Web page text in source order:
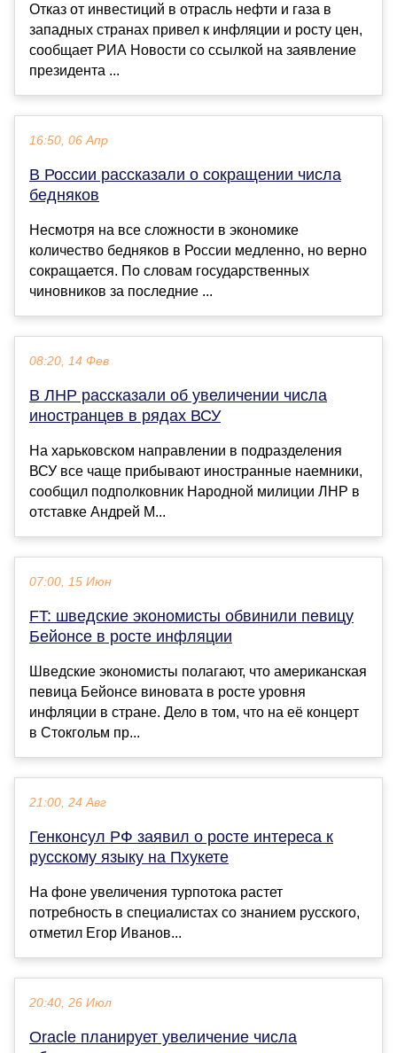
Отказ от инвестиций в отрасль нефти и газа в
западных странах привел к инфляции и росту цен,
сообщает РИА Новости со ссылкой на заявление
президента ...
16:50, 06 Апр
В России рассказали о сокращении числа
бедняков
Несмотря на все сложности в экономике
количество бедняков в России медленно, но верно
сокращается. По словам государственных
чиновников за последние ...
08:20, 14 Фев
В ЛНР рассказали об увеличении числа
иностранцев в рядах ВСУ
На харьковском направлении в подразделения
ВСУ все чаще прибывают иностранные наемники,
сообщил подполковник Народной милиции ЛНР в
отставке Андрей М...
07:00, 15 Июн
FT: шведские экономисты обвинили певицу
Бейонсе в росте инфляции
Шведские экономисты полагают, что американская
певица Бейонсе виновата в росте уровня
инфляции в стране. Дело в том, что на её концерт
в Стокгольм пр...
21:00, 24 Авг
Генконсул РФ заявил о росте интереса к
русскому языку на Пхукете
На фоне увеличения турпотока растет
потребность в специалистах со знанием русского,
отметил Егор Иванов...
20:40, 26 Июл
Oracle планирует увеличение числа